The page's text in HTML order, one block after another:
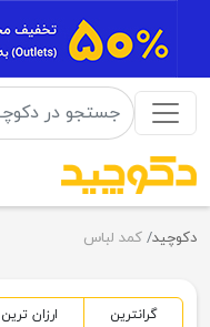
دکوچید کمد لباس
گرانترین ارزان ترین